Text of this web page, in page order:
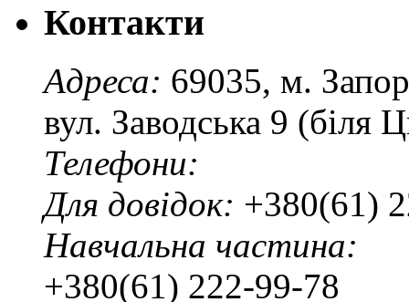
Контакти
Адреса: 69035, м.
вул. Заводська 9 (біля
Телефони:
Для довідок: +380(61)
Навчальна частина:
+380(61) 222-99-78